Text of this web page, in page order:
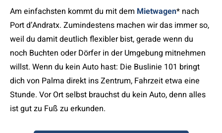
Am einfachsten kommt du mit dem Mietwagen* nach
Port d’Andratx. Zumindestens machen wir das immer so,
weil du damit deutlich flexibler bist, gerade wenn du
noch Buchten oder Dörfer in der Umgebung mitnehmen
willst. Wenn du kein Auto hast: Die Buslinie 101 bringt
dich von Palma direkt ins Zentrum, Fahrzeit etwa eine
Stunde. Vor Ort selbst brauchst du kein Auto, denn alles
ist gut zu Fuß zu erkunden.